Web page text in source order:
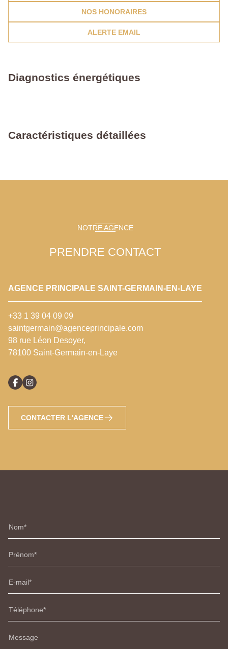
NOS HONORAIRES
ALERTE EMAIL
Diagnostics énergétiques
Caractéristiques détaillées
NOTRE AGENCE
PRENDRE CONTACT
AGENCE PRINCIPALE SAINT-GERMAIN-EN-LAYE
+33 1 39 04 09 09
saintgermain@agenceprincipale.com
98 rue Léon Desoyer,
78100 Saint-Germain-en-Laye
CONTACTER L'AGENCE
Nom
Prénom
E-mail
Téléphone
Message